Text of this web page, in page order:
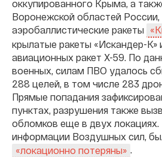
оккупированного Крыма, а
Воронежской областей России,
аэробаллистические ракеты
крылатые ракеты «Искандер-К»
авиационных ракет Х-59. По
военных, силам ПВО удалось
288 целей, в том числе 283
Прямые попадания
пунктах, разрушения также
обломков еще в двух локациях.
информации Воздушных сил,
«локационно потеряны» .